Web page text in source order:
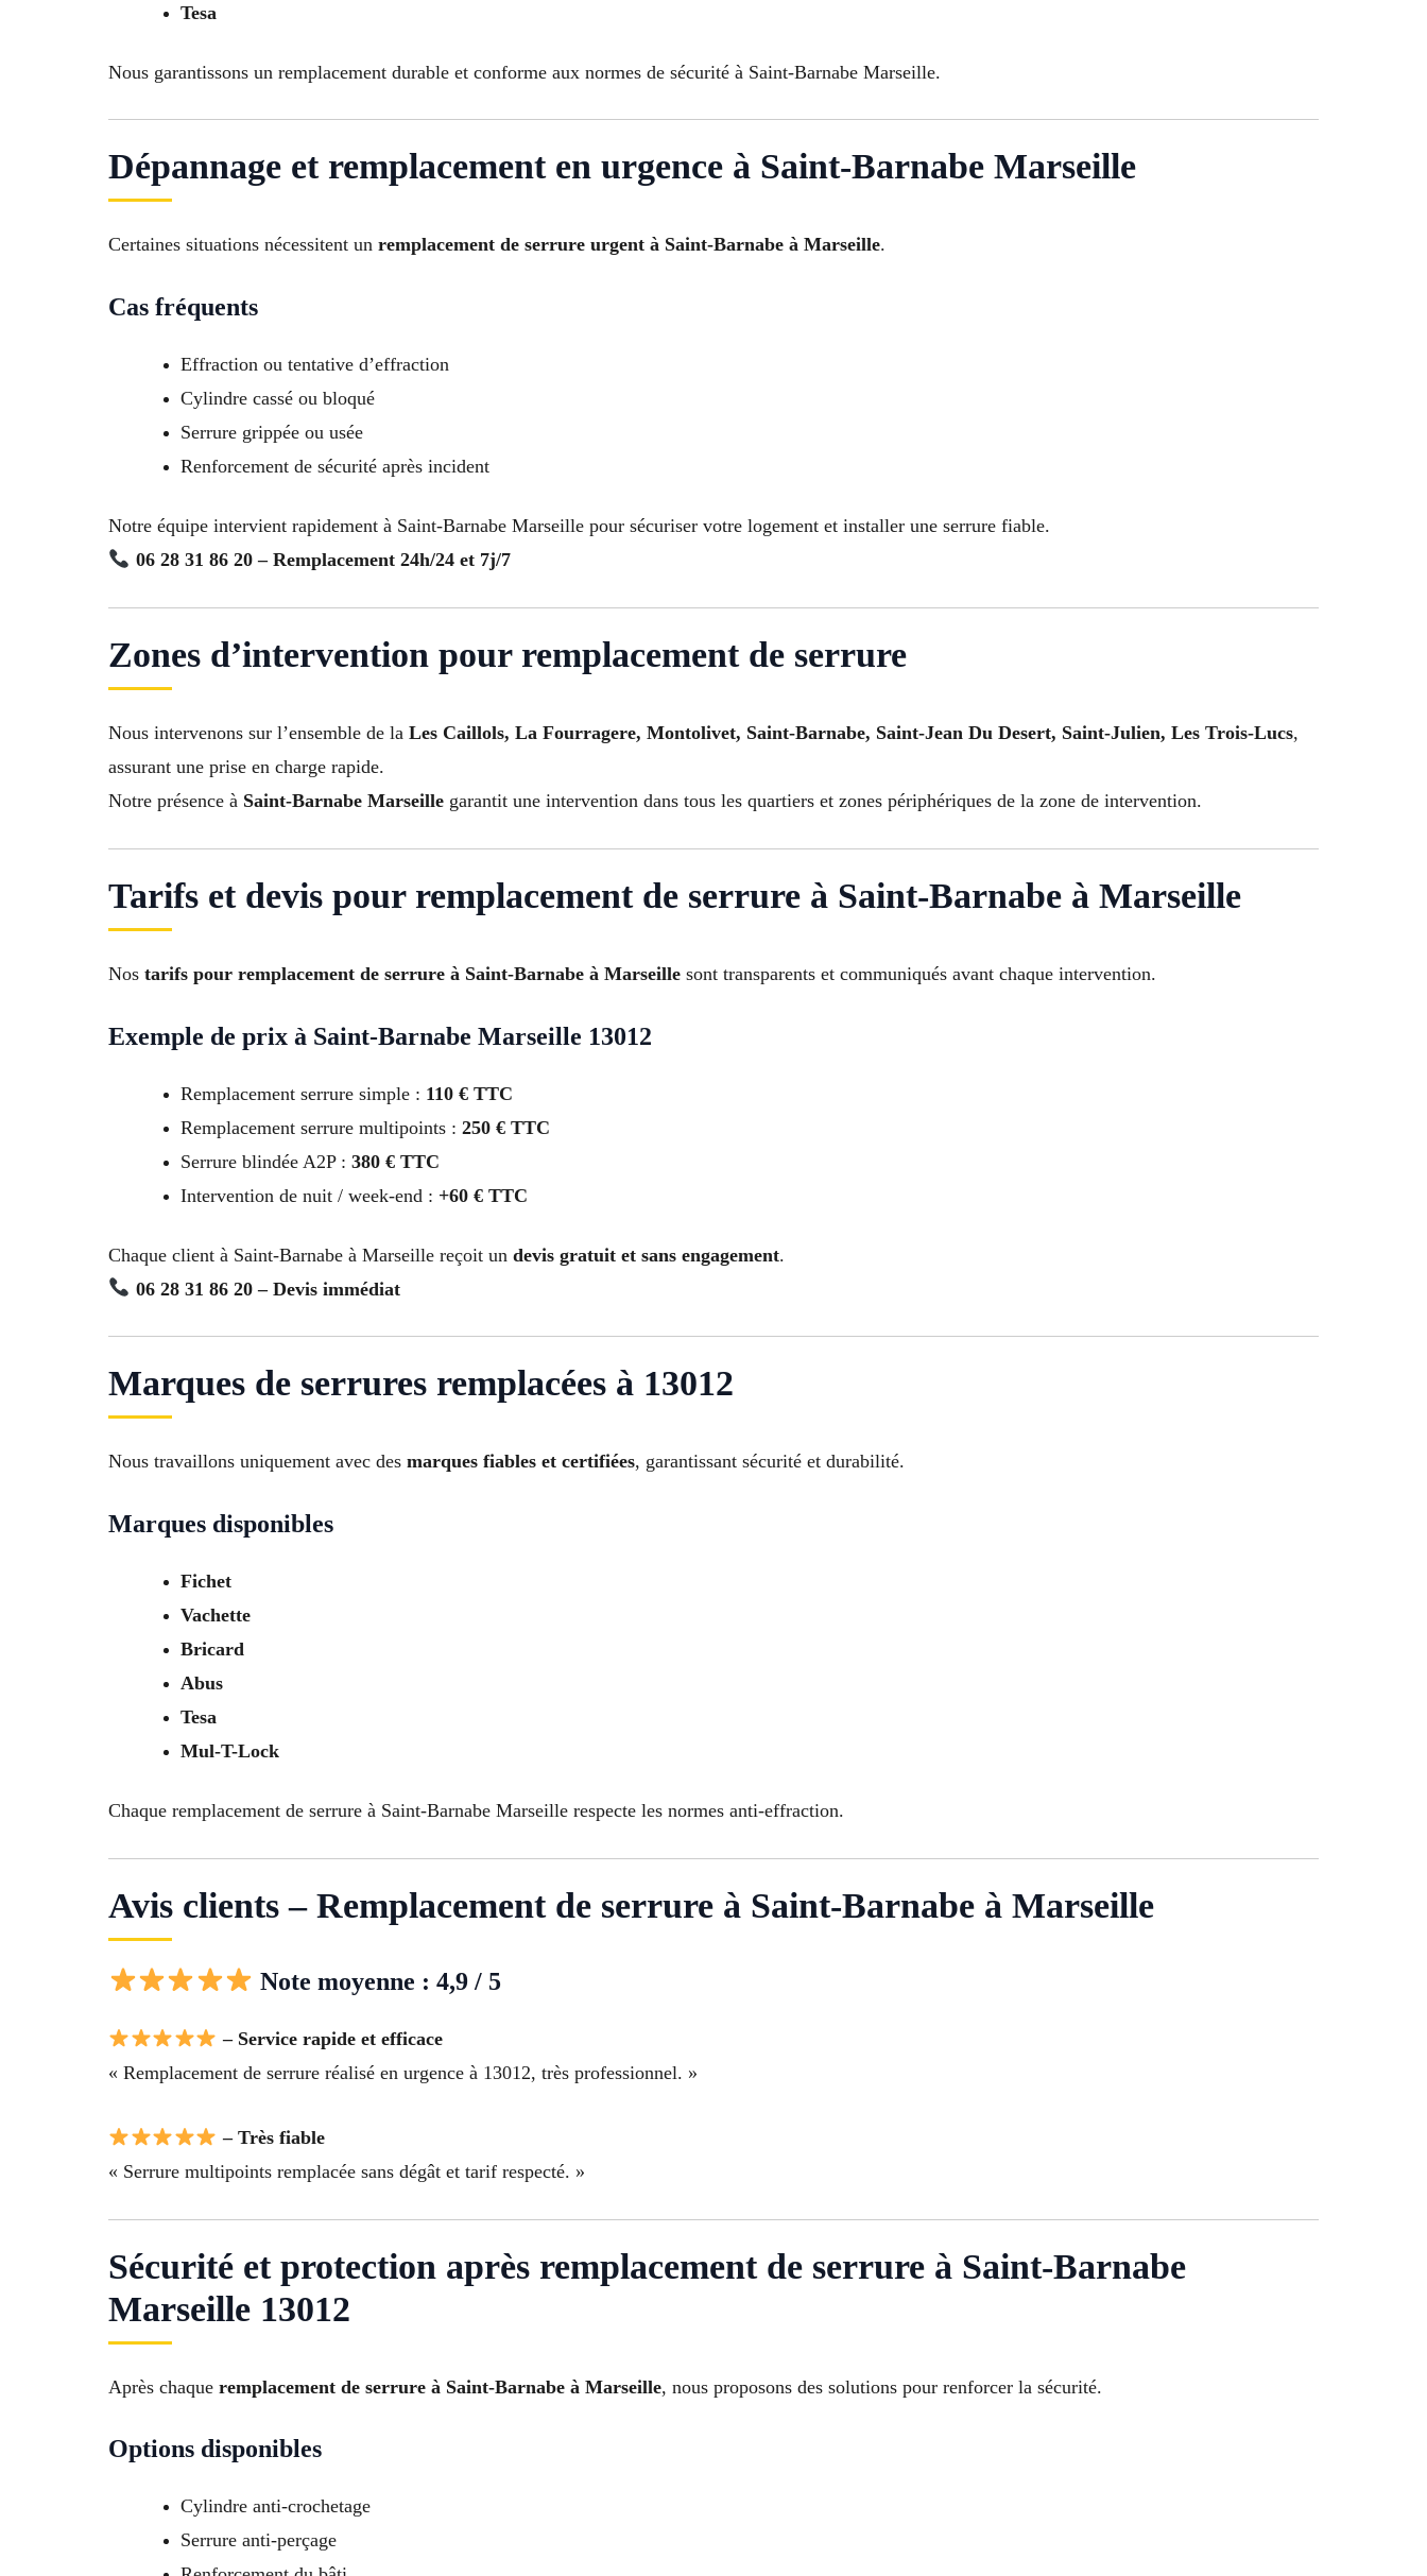
Tesa
Nous garantissons un remplacement durable et conforme aux normes de sécurité à Saint-Barnabe Marseille.
Dépannage et remplacement en urgence à Saint-Barnabe Marseille
Certaines situations nécessitent un remplacement de serrure urgent à Saint-Barnabe à Marseille.
Cas fréquents
Effraction ou tentative d’effraction
Cylindre cassé ou bloqué
Serrure grippée ou usée
Renforcement de sécurité après incident
Notre équipe intervient rapidement à Saint-Barnabe Marseille pour sécuriser votre logement et installer une serrure fiable.
06 28 31 86 20 – Remplacement 24h/24 et 7j/7
Zones d’intervention pour remplacement de serrure
Nous intervenons sur l’ensemble de la Les Caillols, La Fourragere, Montolivet, Saint-Barnabe, Saint-Jean Du Desert, Saint-Julien, Les Trois-Lucs,
assurant une prise en charge rapide.
Notre présence à Saint-Barnabe Marseille garantit une intervention dans tous les quartiers et zones périphériques de la zone de intervention.
Tarifs et devis pour remplacement de serrure à Saint-Barnabe à Marseille
Nos tarifs pour remplacement de serrure à Saint-Barnabe à Marseille sont transparents et communiqués avant chaque intervention.
Exemple de prix à Saint-Barnabe Marseille 13012
Remplacement serrure simple : 110 € TTC
Remplacement serrure multipoints : 250 € TTC
Serrure blindée A2P : 380 € TTC
Intervention de nuit / week-end : +60 € TTC
Chaque client à Saint-Barnabe à Marseille reçoit un devis gratuit et sans engagement.
06 28 31 86 20 – Devis immédiat
Marques de serrures remplacées à 13012
Nous travaillons uniquement avec des marques fiables et certifiées, garantissant sécurité et durabilité.
Marques disponibles
Fichet
Vachette
Bricard
Abus
Tesa
Mul-T-Lock
Chaque remplacement de serrure à Saint-Barnabe Marseille respecte les normes anti-effraction.
Avis clients – Remplacement de serrure à Saint-Barnabe à Marseille
Note moyenne : 4,9 / 5
– Service rapide et efficace
« Remplacement de serrure réalisé en urgence à 13012, très professionnel. »
– Très fiable
« Serrure multipoints remplacée sans dégât et tarif respecté. »
Sécurité et protection après remplacement de serrure à Saint-Barnabe
Marseille 13012
Après chaque remplacement de serrure à Saint-Barnabe à Marseille, nous proposons des solutions pour renforcer la sécurité.
Options disponibles
Cylindre anti-crochetage
Serrure anti-perçage